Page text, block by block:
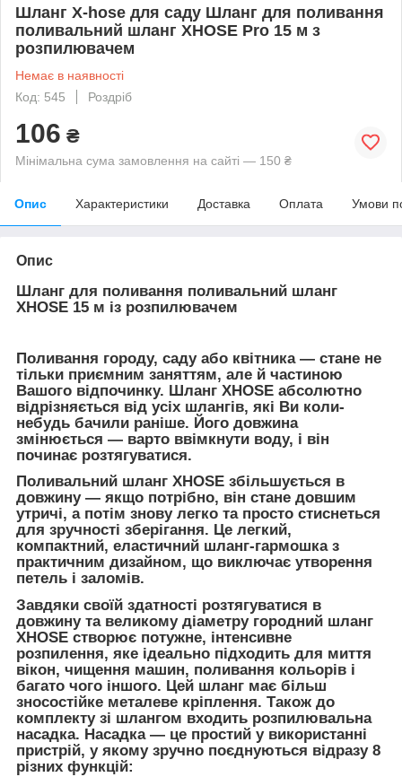
Шланг X-hose для саду Шланг для поливання
поливальний шланг XHOSE Pro 15 м з
розпилювачем
Немає в наявності
Код: 545
Роздріб
106 ₴
Мінімальна сума замовлення на сайті — 150 ₴
Опис Характеристики Доставка Оплата Умови
Опис
Шланг для поливання поливальний шланг
XHOSE 15 м із розпилювачем
Поливання городу, саду або квітника — стане не
тільки приємним заняттям, але й частиною
Вашого відпочинку. Шланг XHOSE абсолютно
відрізняється від усіх шлангів, які Ви коли-
небудь бачили раніше. Його довжина
змінюється — варто ввімкнути воду, і він
починає розтягуватися.
Поливальний шланг XHOSE збільшується в
довжину — якщо потрібно, він стане довшим
утричі, а потім знову легко та просто стиснеться
для зручності зберігання. Це легкий,
компактний, еластичний шланг-гармошка з
практичним дизайном, що виключає утворення
петель і заломів.
Завдяки своїй здатності розтягуватися в
довжину та великому діаметру городний шланг
XHOSE створює потужне, інтенсивне
розпилення, яке ідеально підходить для миття
вікон, чищення машин, поливання кольорів і
багато чого іншого. Цей шланг має більш
зносостійке металеве кріплення. Також до
комплекту зі шлангом входить розпилювальна
насадка. Насадка — це простий у використанні
пристрій, у якому зручно поєднуються відразу 8
різних функцій: